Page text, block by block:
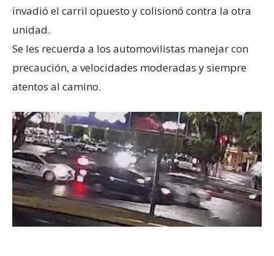
invadió el carril opuesto y colisionó contra la otra
unidad.
Se les recuerda a los automovilistas manejar con
precaución, a velocidades moderadas y siempre
atentos al camino.